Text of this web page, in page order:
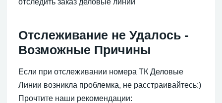
Отслеживание не Удалось -
Возможные Причины
Если при отслеживании номера ТК Деловые
Линии возникла проблемка, не расстраивайтесь:)
Прочтите наши рекомендации: